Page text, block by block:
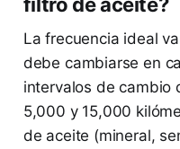
La frecuencia ideal
debe cambiarse en
intervalos de cambio
5,000 y 15,000
de aceite (mineral,